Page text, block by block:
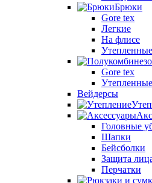
Брюки
Gore tex
Легкие
На флисе
Утепленные
Gore tex
Утепленные
Вейдерсы
Головные
Шапки
Бейсболки
Защита
Перчатки